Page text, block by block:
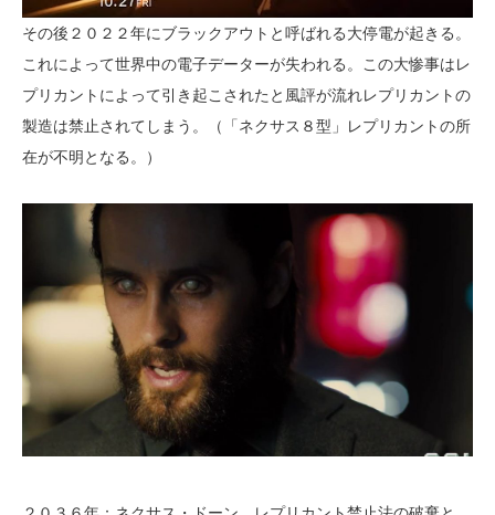
その後２０２２年にブラックアウトと呼ばれる大停電が起きる。
これによって世界中の電子データーが失われる。この大惨事はレ
プリカントによって引き起こされたと風評が流れレプリカントの
製造は禁止されてしまう。（「ネクサス８型」レプリカントの所
在が不明となる。）